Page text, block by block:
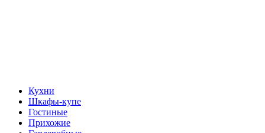
Кухни
Шкафы-купе
Гостиные
Прихожие